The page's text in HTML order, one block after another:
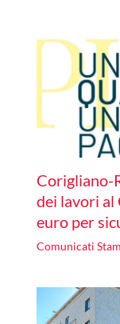
Corigliano-
dei lavori al
euro per
Comunicati